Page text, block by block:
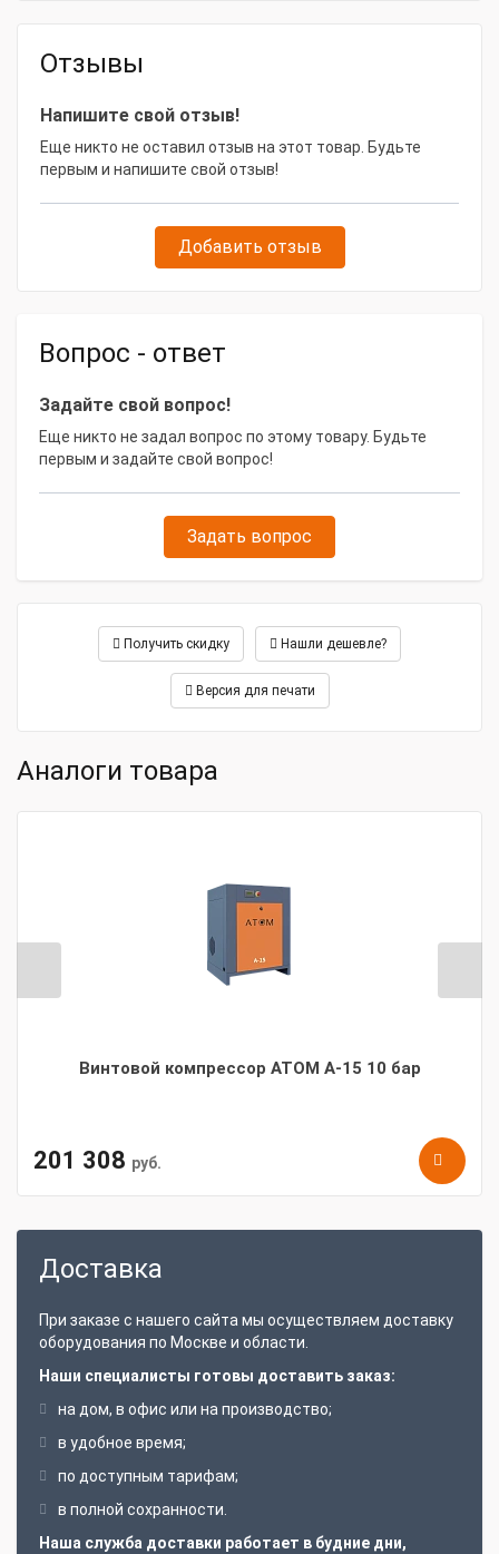
Отзывы
Напишите свой отзыв!
Еще никто не оставил отзыв на этот товар. Будьте
первым и напишите свой отзыв!
Добавить отзыв
Вопрос - ответ
Задайте свой вопрос!
Еще никто не задал вопрос по этому товару. Будьте
первым и задайте свой вопрос!
Задать вопрос
Получить скидку Нашли дешевле?
Версия для печати
Аналоги товара
Винтовой компрессор АТОМ А-15 10 бар
201 308 руб.
Доставка
При заказе с нашего сайта мы осуществляем доставку
оборудования по Москве и области.
Наши специалисты готовы доставить заказ:
на дом, в офис или на производство;
в удобное время;
по доступным тарифам;
в полной сохранности.
Наша служба доставки работает в будние дни,